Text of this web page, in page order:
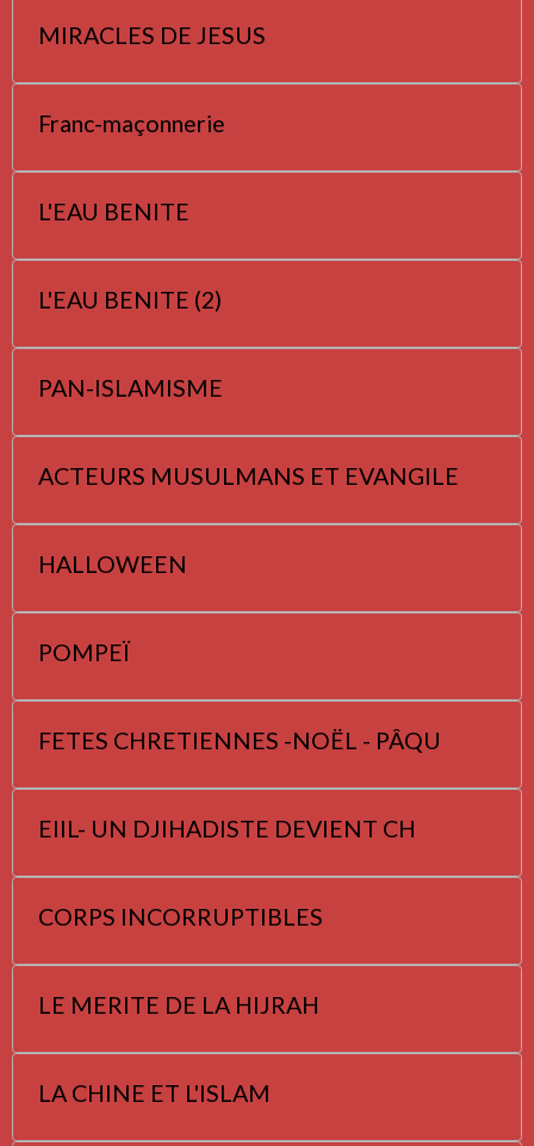
MIRACLES DE JESUS
Franc-maçonnerie
L'EAU BENITE
L'EAU BENITE (2)
PAN-ISLAMISME
ACTEURS MUSULMANS ET EVANGILE
HALLOWEEN
POMPEÏ
FETES CHRETIENNES -NOËL - PÂQU
EIIL- UN DJIHADISTE DEVIENT CH
CORPS INCORRUPTIBLES
LE MERITE DE LA HIJRAH
LA CHINE ET L'ISLAM